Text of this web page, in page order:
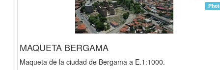
MAQUETA BERGAMA
Maqueta de la ciudad de Bergama a E.1:1000.